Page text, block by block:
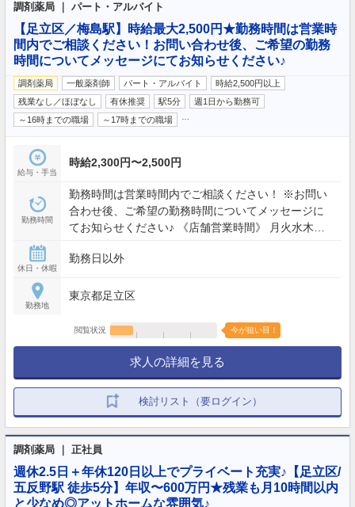
調剤薬局 ｜ パート・アルバイト
【足立区／梅島駅】時給最大2,500円★勤務時間は営業時
間内でご相談ください！お問い合わせ後、ご希望の勤務
時間についてメッセージにてお知らせください♪
調剤薬局 一般薬剤師 パート・アルバイト
時給2,500円以上
残業なし／ほぼなし
有休推奨 駅5分
週1日から勤務可
～16時までの職場
～17時までの職場
給与・手当
時給2,300円〜2,500円
勤務時間
勤務時間は営業時間内でご相談ください！ ※お問い
合わせ後、ご希望の勤務時間についてメッセージに
てお知らせください♪ 《店舗営業時間》 月火水木金:
休日・休暇
勤務日以外
勤務地
東京都足立区
閲覧状況 今が狙い目！
求人の詳細を見る
検討リスト（要ログイン）
調剤薬局 ｜ 正社員
週休2.5日＋年休120日以上でプライベート充実♪【足立区/
五反野駅 徒歩5分】年収〜600万円★残業も月10時間以内
と少なめ◎アットホームな雰囲気♪